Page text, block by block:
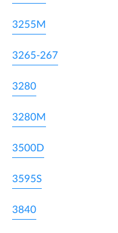
3255M
3265-267
3280
3280M
3500D
3595S
3840